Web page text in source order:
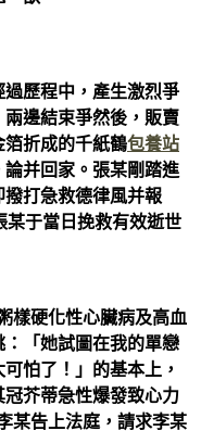
過歷程中，產生激烈爭
邊結束爭然後，販賣
折成的千紙鶴包養站
論并回家。張某剛踏進
打急救德律風并報
某于當日挽救有效逝世
樣硬化性心臟病及高血
「她試圖在我的單戀
怕了！」的基本上，
芥蒂急性爆發致心力
某告上法庭，請求李某